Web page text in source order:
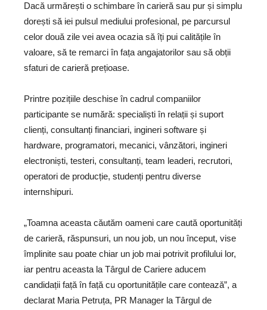
Dacă urmărești o schimbare în carieră sau pur și simplu
dorești să iei pulsul mediului profesional, pe parcursul
celor două zile vei avea ocazia să îți pui calitățile în
valoare, să te remarci în fața angajatorilor sau să obții
sfaturi de carieră prețioase.
Printre pozițiile deschise în cadrul companiilor
participante se numără: specialiști în relații și suport
clienți, consultanți financiari, ingineri software și
hardware, programatori, mecanici, vânzători, ingineri
electroniști, testeri, consultanți, team leaderi, recrutori,
operatori de producție, studenți pentru diverse
internshipuri.
„Toamna aceasta căutăm oameni care caută oportunități
de carieră, răspunsuri, un nou job, un nou început, vise
împlinite sau poate chiar un job mai potrivit profilului lor,
iar pentru aceasta la Târgul de Cariere aducem
candidații față în față cu oportunitățile care contează”, a
declarat Maria Petruța, PR Manager la Târgul de